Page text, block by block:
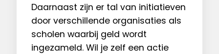
Daarnaast zijn er tal van initiatieven
door verschillende organisaties als
scholen waarbij geld wordt
ingezameld. Wil je zelf een actie